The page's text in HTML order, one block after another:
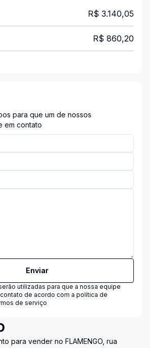
R$ 3.140,05
R$ 860,20
para que um de nossos
em contato
Enviar
utilizadas para que a nossa equipe
de acordo com a política de
de serviço
para vender no FLAMENGO, rua